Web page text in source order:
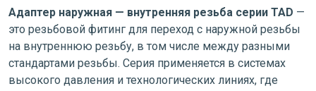
Адаптер наружная — внутренняя резьба серии TAD —
это резьбовой фитинг для переход с наружной резьбы
на внутреннюю резьбу, в том числе между разными
стандартами резьбы. Серия применяется в системах
высокого давления и технологических линиях, где